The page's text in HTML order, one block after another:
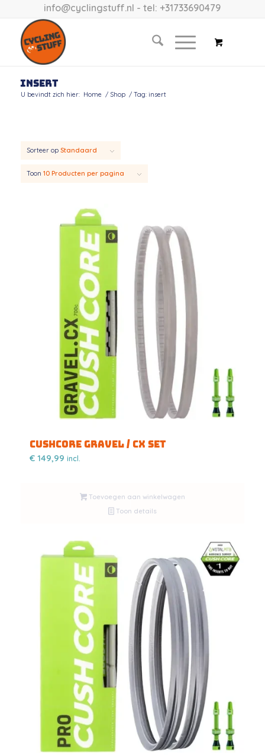
info@cyclingstuff.nl - tel: +31733690479
insert
U bevindt zich hier: Home / Shop / Tag: insert
Sorteer op Standaard
Toon 10 Producten per pagina
CUSHCORE Gravel / CX Set
€149,99 incl.
Toevoegen aan winkelwagen
Toon details